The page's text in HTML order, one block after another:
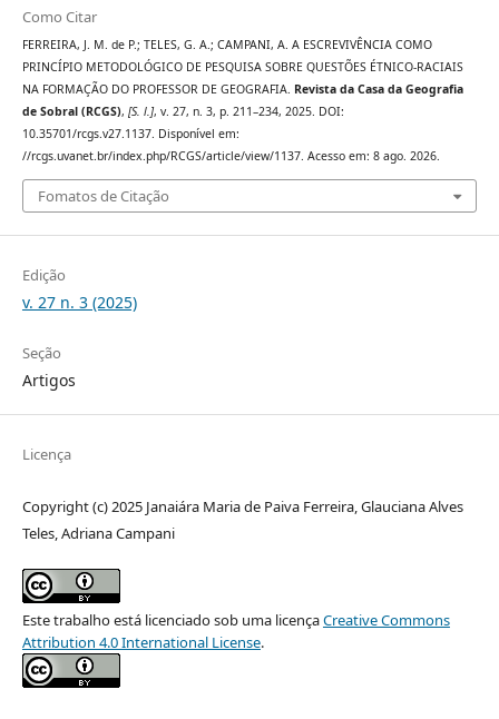
Como Citar
FERREIRA, J. M. de P.; TELES, G. A.; CAMPANI, A. A ESCREVIVÊNCIA COMO
PRINCÍPIO METODOLÓGICO DE PESQUISA SOBRE QUESTÕES ÉTNICO-RACIAIS
NA FORMAÇÃO DO PROFESSOR DE GEOGRAFIA. Revista da Casa da Geografia
de Sobral (RCGS), [S. l.], v. 27, n. 3, p. 211–234, 2025. DOI:
10.35701/rcgs.v27.1137. Disponível em:
//rcgs.uvanet.br/index.php/RCGS/article/view/1137. Acesso em: 8 ago. 2026.
Fomatos de Citação
Edição
v. 27 n. 3 (2025)
Seção
Artigos
Licença
Copyright (c) 2025 Janaiára Maria de Paiva Ferreira, Glauciana Alves
Teles, Adriana Campani
Este trabalho está licenciado sob uma licençaCreative Commons
Attribution 4.0 International License.